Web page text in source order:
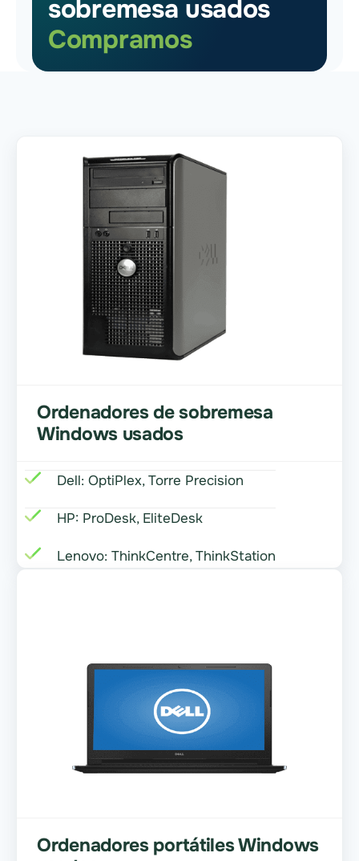
sobremesa usados
Compramos
Ordenadores de sobremesa
Windows usados
Dell: OptiPlex, Torre Precision
HP: ProDesk, EliteDesk
Lenovo: ThinkCentre, ThinkStation
Ordenadores portátiles Windows